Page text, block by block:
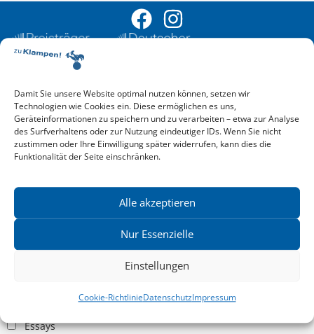
Damit Sie unsere Website optimal nutzen können, setzen wir
Technologien wie Cookies ein. Diese ermöglichen es uns,
Geräteinformationen zu speichern und zu verarbeiten – etwa zur Analyse
des Surfverhaltens oder zur Nutzung eindeutiger IDs. Wenn Sie nicht
zustimmen oder Ihre Einwilligung später widerrufen, kann dies die
Funktionalität der Seite einschränken.
Alle akzeptieren
Nur Essenzielle
Einstellungen
Cookie-RichtlinieDatenschutzImpressum
Aktuelle Vorschau
Entdecken Sie das aktuelle zu-Klampen!-Verlagsprogramm.
Hier finden Sie die Verlagsvorschau – einfach direkt online
reinlesen oder herunterladen.
Newsletter
News zu aktuellen Neuheiten und Nachrichten im zu Klampen!
Verlag – jederzeit wieder abbestellbar.
Kritische Theorie / Philosophie
Essays